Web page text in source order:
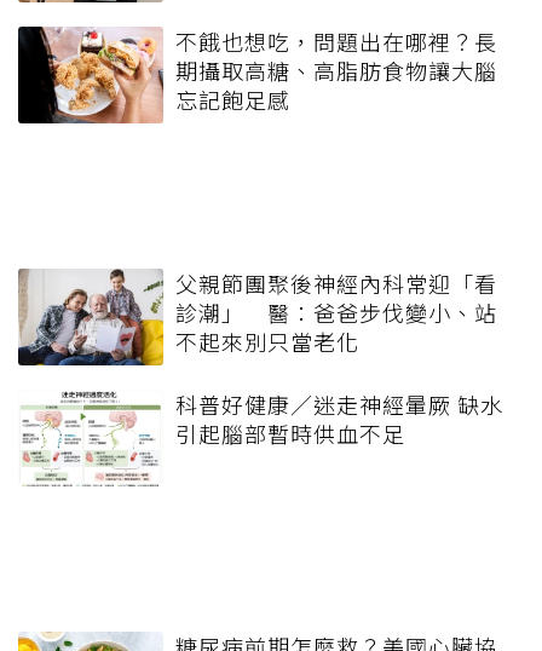
不餓也想吃，問題出在哪裡？長
期攝取高糖、高脂肪食物讓大腦
忘記飽足感
父親節團聚後神經內科常迎「看
診潮」 醫：爸爸步伐變小、站
不起來別只當老化
科普好健康／迷走神經暈厥 缺水
引起腦部暫時供血不足